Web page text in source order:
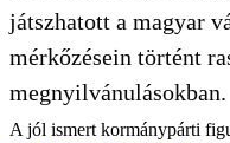
játszhatott a magyar
mérkőzésein történt
megnyilvánulásokban.
A jól ismert kormánypárti